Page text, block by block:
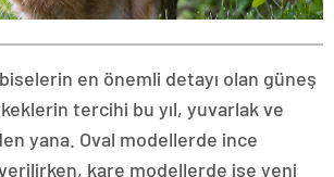
en önemli detayı olan güneş
tercihi bu yıl, yuvarlak ve
yana. Oval modellerde ince
kare modellerde ise yeni